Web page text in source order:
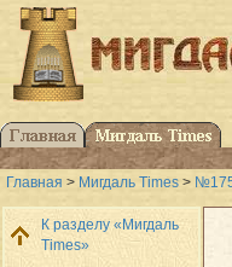
Главная > Мигдаль Times >
К разделу «Мигдаль
Times»